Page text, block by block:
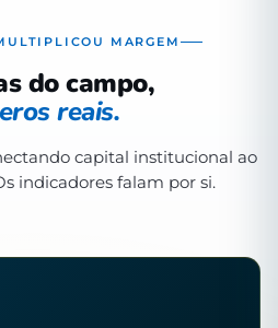
MARGEM
do campo,
reais.
capital institucional ao
indicadores falam por si.